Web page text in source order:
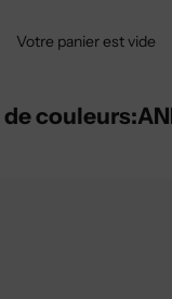
Votre panier est vide